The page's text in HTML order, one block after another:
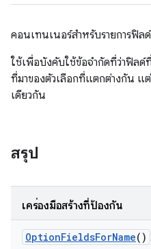
คอนเทนเนอร์สำหรับรายการฟิล
ใช้เพื่อบังคับใช้ข้อจำกัดที่ว่าฟิล
ที่มาของตัวเลือกที่แตกต่างกัน แ
เดียวกัน
สรุป
เครื่องมือสร้างที่ป้องกัน
OptionFieldsForName()